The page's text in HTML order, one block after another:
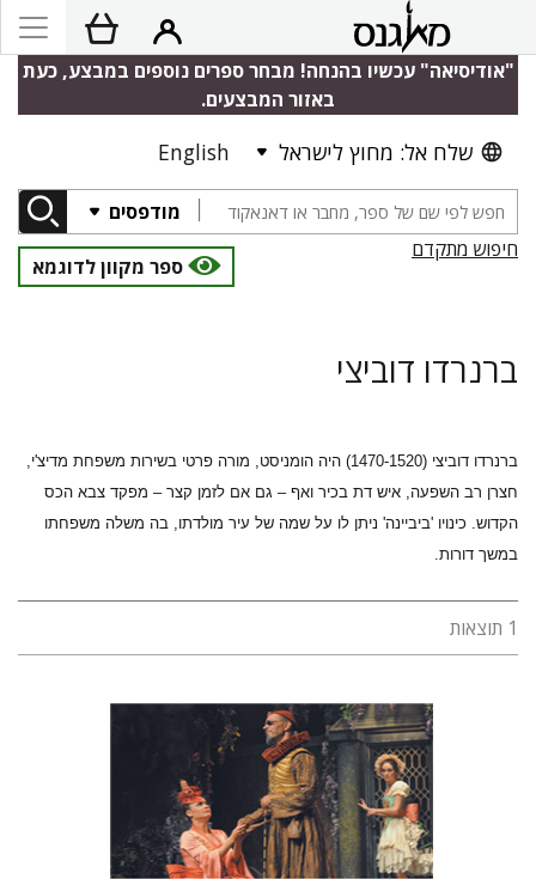
"אודיסיאה" עכשיו בהנחה! מבחר ספרים נוספים במבצע, כעת
באזור המבצעים.
שלח אל: מחוץ לישראל English
מודפסים
חיפוש מתקדם
ספר מקוון לדוגמא
ברנרדו דוביצי
ברנרדו דוביצי
(1470-1520) היה הומניסט, מורה פרטי בשירות משפחת מדיצ'י,
חצרן רב השפעה, איש דת בכיר ואף – גם אם לזמן קצר – מפקד צבא הכס
הקדוש. כינויו 'ביביינה' ניתן לו על שמה של עיר מולדתו, בה משלה משפחתו
במשך דורות.
1 תוצאות
ניקולו מקיאוולי
לודוביקו אריוסטו
ברנרדו דוביצי
עמרי סמית